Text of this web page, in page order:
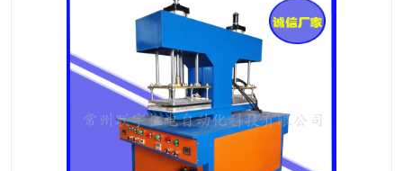
海绵产品成型机
其他超声波系列